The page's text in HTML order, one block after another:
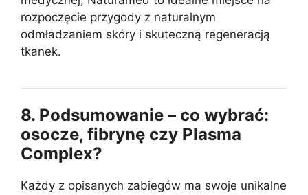
rozpoczęcie przygody z naturalnym
odmładzaniem skóry i skuteczną regeneracją
tkanek.
8. Podsumowanie – co wybrać:
osocze, fibrynę czy Plasma
Complex?
Każdy z opisanych zabiegów ma swoje unikalne